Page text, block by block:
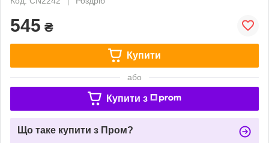
545 ₴
Купити
або
Купити з
Що таке купити з Пром?